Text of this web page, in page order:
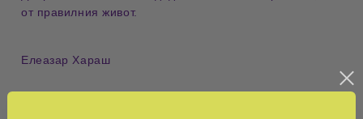
от правилния живот.
Елеазар Хараш
И доброто е за добро, и злото е за добро.